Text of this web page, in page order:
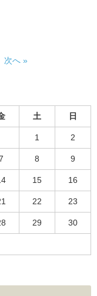
次へ »
土 日
1 2
8 9
15 16
22 23
29 30